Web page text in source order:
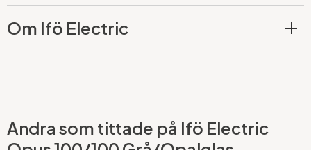
Om Ifö Electric
Andra som tittade på Ifö Electric